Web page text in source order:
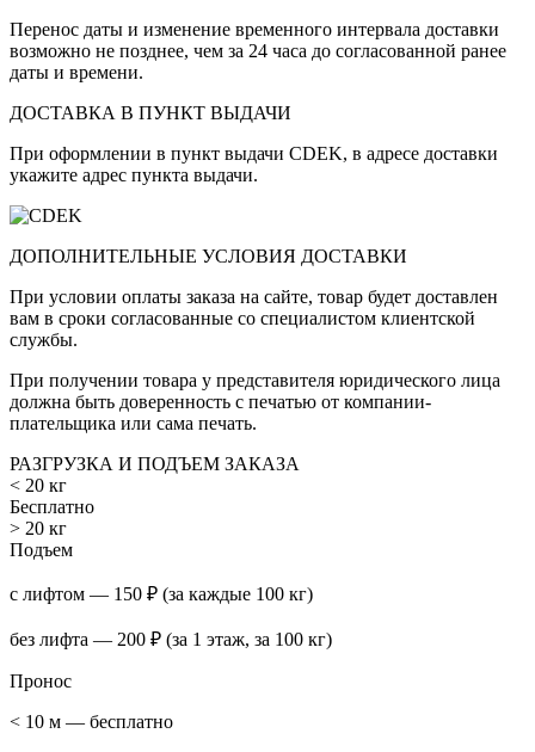
Перенос даты и изменение временного интервала доставки
возможно не позднее, чем за 24 часа до согласованной ранее
даты и времени.
ДОСТАВКА В ПУНКТ ВЫДАЧИ
При оформлении в пункт выдачи CDEK, в адресе доставки
укажите адрес пункта выдачи.
ДОПОЛНИТЕЛЬНЫЕ УСЛОВИЯ ДОСТАВКИ
При условии оплаты заказа на сайте, товар будет доставлен
вам в сроки согласованные со специалистом клиентской
службы.
При получении товара у представителя юридического лица
должна быть доверенность с печатью от компании-
плательщика или сама печать.
РАЗГРУЗКА И ПОДЪЕМ ЗАКАЗА
< 20 кг
Бесплатно
> 20 кг
Подъем
с лифтом — 150 ₽ (за каждые 100 кг)
без лифта — 200 ₽ (за 1 этаж, за 100 кг)
Пронос
< 10 м — бесплатно